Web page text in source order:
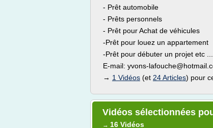
- Prêt automobile
- Prêts personnels
- Prêt pour Achat de véhicules
-Prêt pour louez un appartement
-Prêt pour débuter un projet etc ...
E-mail: yvons-
→ 1 Vidéos (et 24 Articles) pour
Vidéos sélectionnées
→ 16 Vidéos